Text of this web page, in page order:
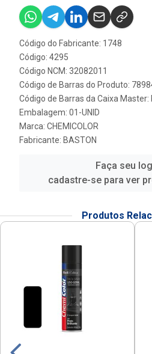
Código do Fabricante: 1748
Código: 4295
Código NCM: 32082011
Código de Barras do Produto:
Código de Barras da Caixa Master:
Embalagem: 01-UNID
Marca: CHEMICOLOR
Fabricante: BASTON
Faça seu
cadastre-se para ver
Produtos